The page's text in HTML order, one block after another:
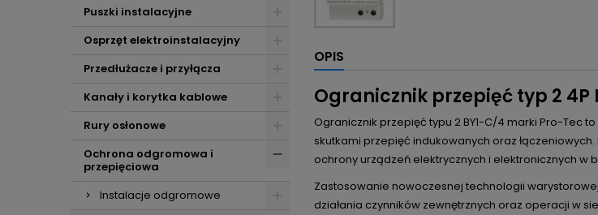
Puszki instalacyjne
Osprzęt elektroinstalacyjny
Przedłużacze i przyłącza
Kanały i korytka kablowe
Rury osłonowe
Ochrona odgromowa i
przepięciowa
Instalacje odgromowe
OPIS
Ogranicznik przepięć typ 2 4P
Ogranicznik przepięć typu 2 BY1-C/4 marki Pro-
skutkami przepięć indukowanych oraz
ochrony urządzeń elektrycznych i elektronicznych w
Zastosowanie nowoczesnej technologii
działania czynników zewnętrznych oraz operacji w